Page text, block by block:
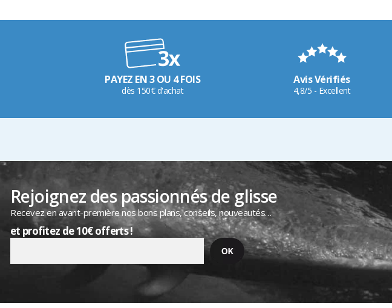
PAYEZ EN 3 OU 4 FOIS
dès 150€ d'achat
Avis Vérifiés
4,8/5 - Excellent
Rejoignez des passionnés de glisse
Recevez en avant-première nos bons plans, conseils, nouveautés…
et profitez de 10€ offerts !